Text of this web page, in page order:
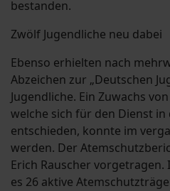
bestanden.
Zwölf Jugendliche neu dabei
Ebenso erhielten nach
Abzeichen zur „Deutschen
Jugendliche. Ein Zuwachs
welche sich für den Dienst in
entschieden, konnte im
werden. Der
Erich Rauscher vorgetragen.
es 26 aktive